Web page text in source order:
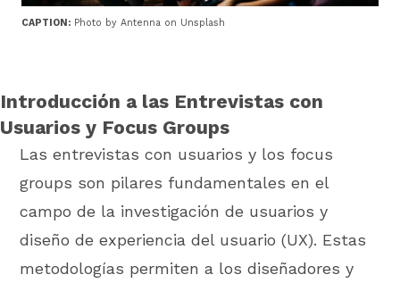
CAPTION: Photo by Antenna on Unsplash
Introducción a las Entrevistas con
Usuarios y Focus Groups
Las entrevistas con usuarios y los focus
groups son pilares fundamentales en el
campo de la investigación de usuarios y
diseño de experiencia del usuario (UX). Estas
metodologías permiten a los diseñadores y